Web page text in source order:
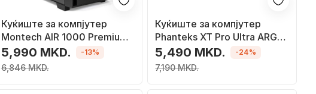
Куќиште за компјутер
Montech AIR 1000 Premium,
Црна, Midi Tower
5,990 MKD.
6,846 MKD.
-13%
Куќиште за компјутер
Phanteks XT Pro Ultra ARGB,
Midi Tower
5,490 MKD.
7,190 MKD.
-24%